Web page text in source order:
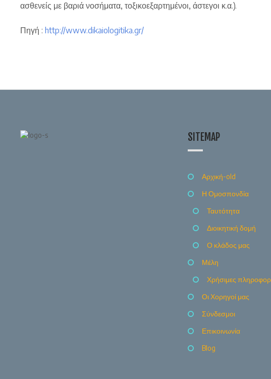
ασθενείς με βαριά νοσήματα, τοξικοεξαρτημένοι, άστεγοι κ.α.).
Πηγή : http://www.dikaiologitika.gr/
SITEMAP
Αρχική-old
Η Ομοσπονδία
Ταυτότητα
Διοικητική δομή
Ο κλάδος μας
Μέλη
Χρήσιμες
Οι Χορηγοί μας
Σύνδεσμοι
Επικοινωνία
Blog